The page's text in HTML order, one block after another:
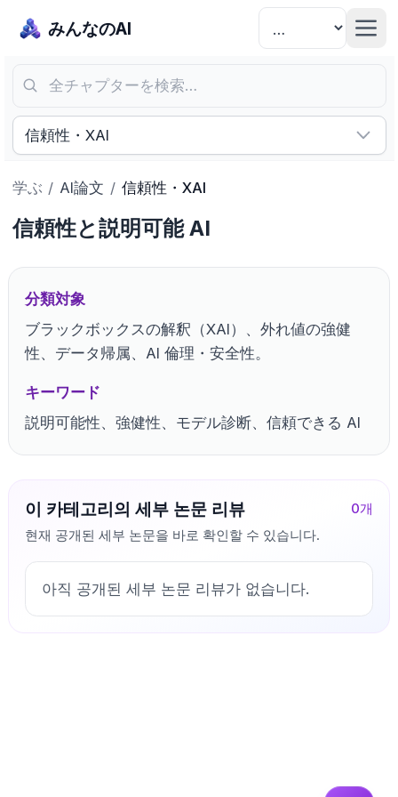
みんなのAI
全チャプターを検索…
信頼性・XAI
学ぶ / AI論文 / 信頼性・XAI
信頼性と説明可能 AI
分類対象
ブラックボックスの解釈（XAI）、外れ値の強健
性、データ帰属、AI 倫理・安全性。
キーワード
説明可能性、強健性、モデル診断、信頼できる AI
이 카테고리의 세부 논문 리뷰 0개
현재 공개된 세부 논문을 바로 확인할 수 있습니다.
아직 공개된 세부 논문 리뷰가 없습니다.